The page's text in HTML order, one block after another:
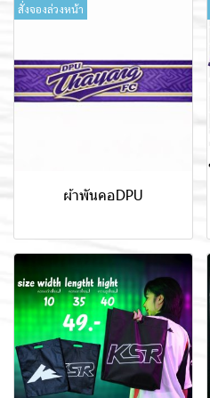
สั่งจองล่วงหน้า
ผ้าพันคอDPU